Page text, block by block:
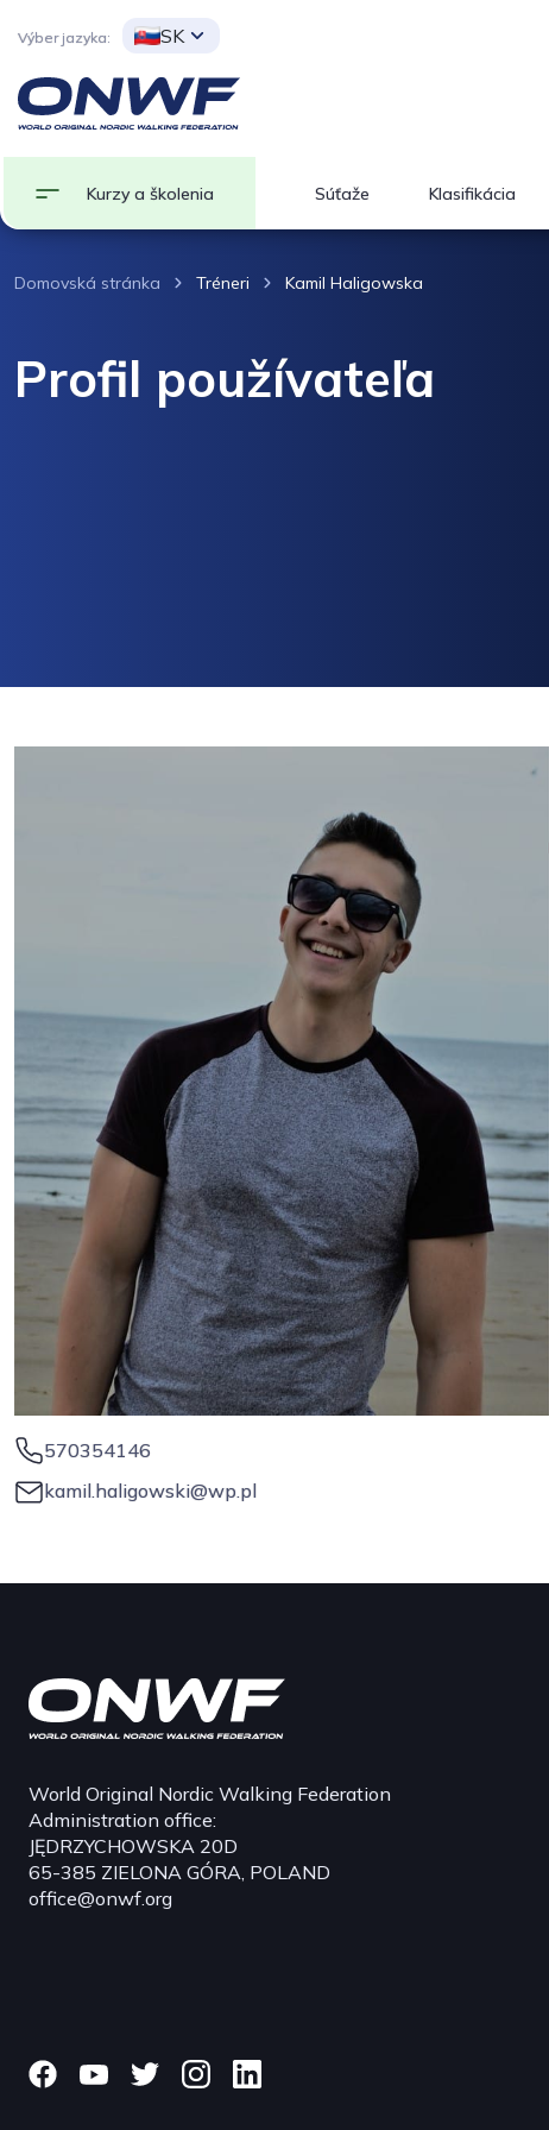
Výber jazyka: SK
Kurzy a školenia Súťaže Klasifikácia
Domovská stránka Tréneri Kamil Haligowska
Profil používateľa
570354146
kamil.haligowski@wp.pl
World Original Nordic Walking Federation
Administration office:
JĘDRZYCHOWSKA 20D
65-385 ZIELONA GÓRA, POLAND
office@onwf.org